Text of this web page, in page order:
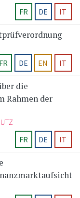
FR
DE IT
FR
DE EN IT
die
Rahmen der
FR
DE IT